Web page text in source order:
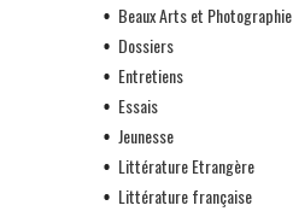
Beaux Arts et Photographie
Dossiers
Entretiens
Essais
Jeunesse
Littérature Etrangère
Littérature française